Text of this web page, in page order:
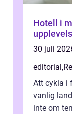
Hotell i mora en guide
30 juli
editorial ,
Att cykla i
vanlig
inte om